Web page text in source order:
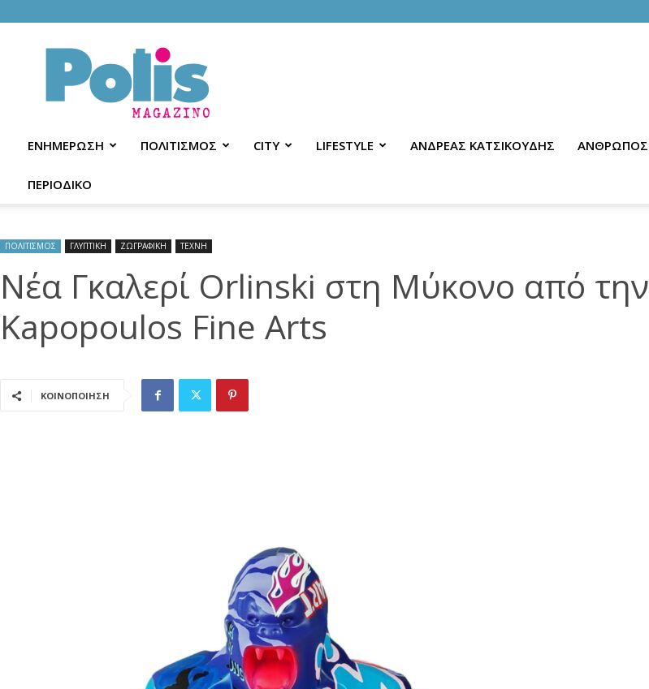
Polis
Magazino
ΕΝΗΜΕΡΩΣΗ ΠΟΛΙΤΙΣΜΟΣ CITY LIFESTYLE ΑΝΔΡΕΑΣ ΚΑΤΣΙΚΟΥΔΗΣ ΑΝΘΡΩΠΟΣ
ΠΕΡΙΟΔΙΚΟ
ΠΟΛΙΤΙΣΜΟΣ ΓΛΥΠΤΙΚΗ ΖΩΓΡΑΦΙΚΗ ΤΕΧΝΗ
Νέα Γκαλερί Orlinski στη Μύκονο από την
Kapopoulos Fine Arts
ΚΟΙΝΟΠΟΙΗΣΗ